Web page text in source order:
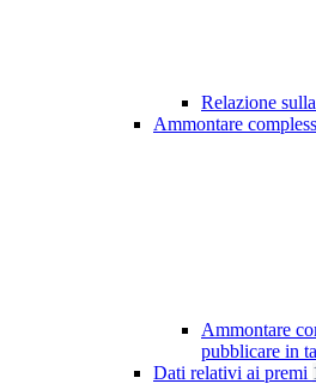
Relazione
Ammontare
Ammontare
pubblicare in
Dati relativi ai premi